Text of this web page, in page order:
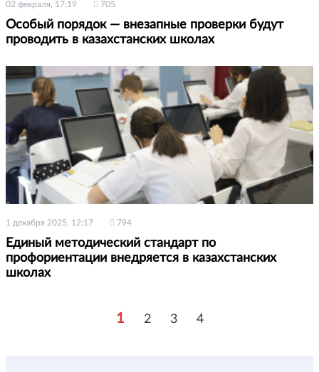
02 февраля, 17:19 705
Особый порядок — внезапные проверки будут
проводить в казахстанских школах
1 декабря 2025, 12:17 794
Единый методический стандарт по
профориентации внедряется в казахстанских
школах
1 2 3 4